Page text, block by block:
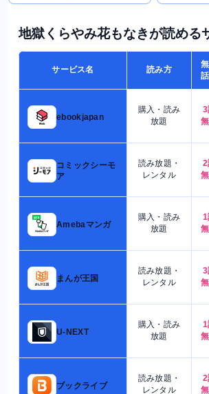
地獄くらやみ花もなきが読める
サービス名 読み方
ebookjapan
購入・読み
放題
3
コミックシーモ
ア
読み放題・
レンタル
2
Amebaマンガ
購入・読み
放題
1
まんが王国
読み放題・
レンタル
3
U-NEXT
購入・読み
放題
1
ブックライブ
読み放題・
レンタル
2